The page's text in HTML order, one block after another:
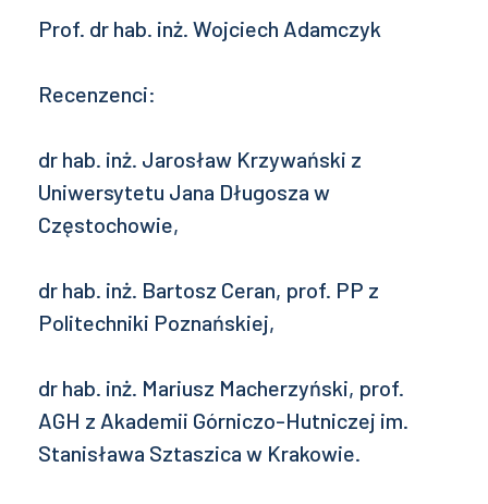
Prof. dr hab. inż. Wojciech Adamczyk
Recenzenci:
dr hab. inż. Jarosław Krzywański z
Uniwersytetu Jana Długosza w
Częstochowie,
dr hab. inż. Bartosz Ceran, prof. PP z
Politechniki Poznańskiej,
dr hab. inż. Mariusz Macherzyński, prof.
AGH z Akademii Górniczo-Hutniczej im.
Stanisława Sztaszica w Krakowie.